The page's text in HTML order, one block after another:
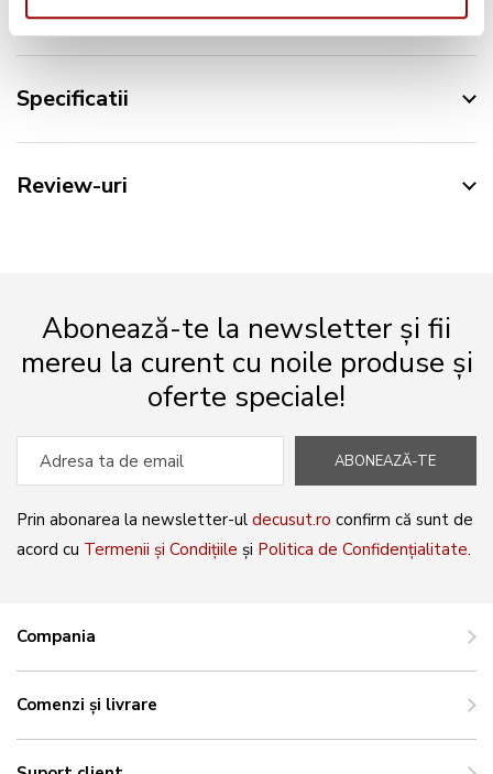
Specificatii
Review-uri
Abonează-te la newsletter și fii
mereu la curent cu noile produse și
oferte speciale!
ABONEAZĂ-TE
Prin abonarea la newsletter-ul decusut.ro confirm că sunt de
acord cu Termenii și Condițiile și Politica de Confidențialitate.
Compania
Comenzi și livrare